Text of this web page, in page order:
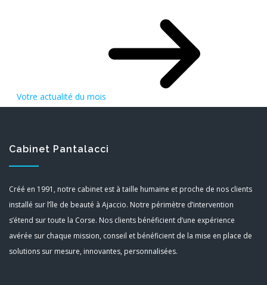
Votre actualité du mois
Cabinet Pantalacci
Créé en 1991, notre cabinet est à taille humaine et proche de nos clients
installé sur l’île de beauté à Ajaccio. Notre périmètre d’intervention
s’étend sur toute la Corse. Nos clients bénéficient d’une expérience
avérée sur chaque mission, conseil et bénéficient de la mise en place de
solutions sur mesure, innovantes, personnalisées.